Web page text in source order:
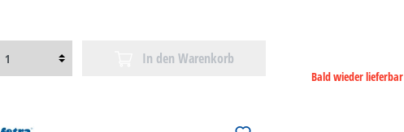
In den Warenkorb
Bald wieder lieferbar